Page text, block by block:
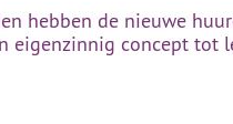
hebben de nieuwe
eigenzinnig concept tot